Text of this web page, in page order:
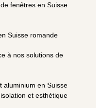
fenêtres en Suisse
Suisse romande
à nos solutions de
aluminium en Suisse
et esthétique